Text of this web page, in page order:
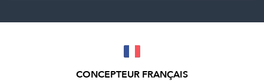
CONCEPTEUR FRANÇAIS